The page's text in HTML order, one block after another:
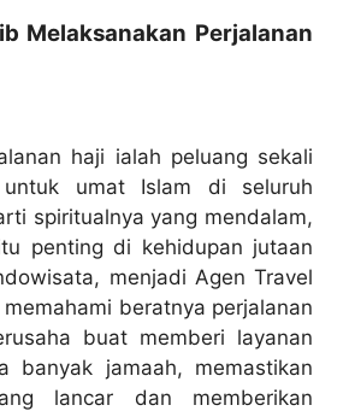
Melaksanakan Perjalanan
haji ialah peluang sekali
umat Islam di seluruh
spiritualnya yang mendalam,
penting di kehidupan jutaan
menjadi Agen Travel
beratnya perjalanan
buat memberi layanan
banyak jamaah, memastikan
lancar dan memberikan